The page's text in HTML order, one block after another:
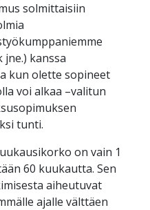
solmittaisiin
kanssa
kun olette sopineet
voi alkaa –valitun
tunti.
on vain 1
60 kuukautta. Sen
aiheutuvat
ajalle välttäen